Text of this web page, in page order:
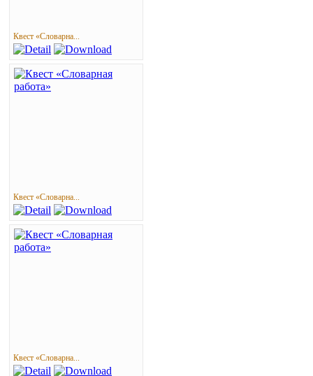
Квест «Словарна...
Квест «Словарна...
Квест «Словарна...